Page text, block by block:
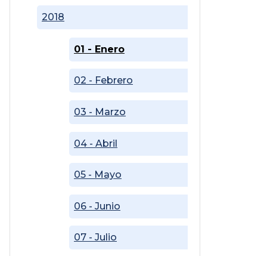
2018
01 - Enero
02 - Febrero
03 - Marzo
04 - Abril
05 - Mayo
06 - Junio
07 - Julio